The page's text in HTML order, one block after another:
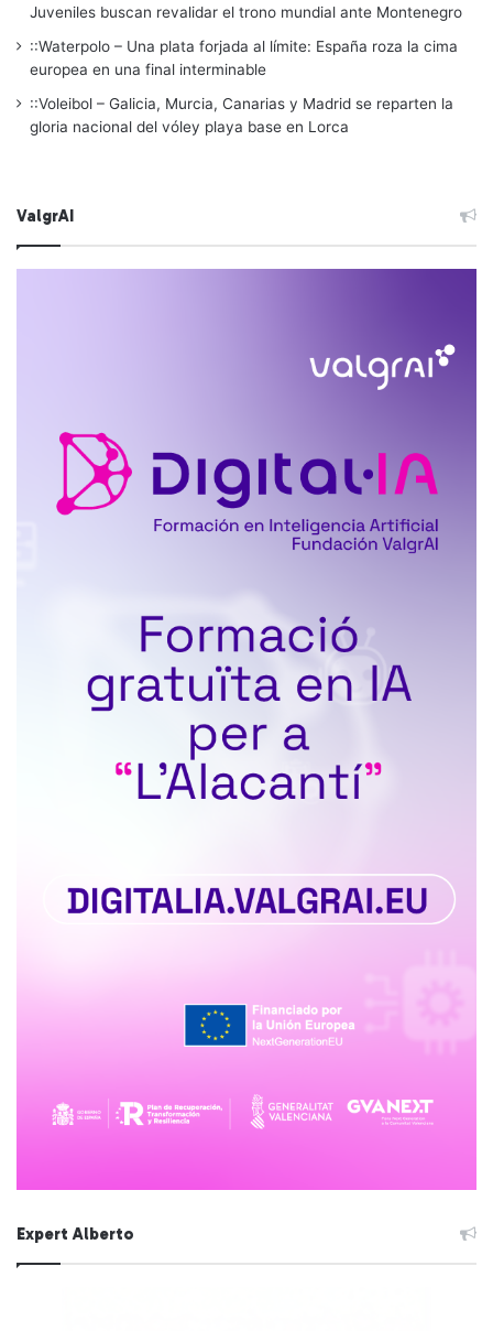
Juveniles buscan revalidar el trono mundial ante Montenegro
::Waterpolo – Una plata forjada al límite: España roza la cima
europea en una final interminable
::Voleibol – Galicia, Murcia, Canarias y Madrid se reparten la
gloria nacional del vóley playa base en Lorca
ValgrAI
Expert Alberto